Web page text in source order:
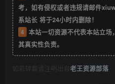
考，如有侵权或者违规请邮件
系站长 将于24小时内删除！
4 本站一切资源不代表本站立
其真实性负责。
如若转载请注明出自老王资源部落